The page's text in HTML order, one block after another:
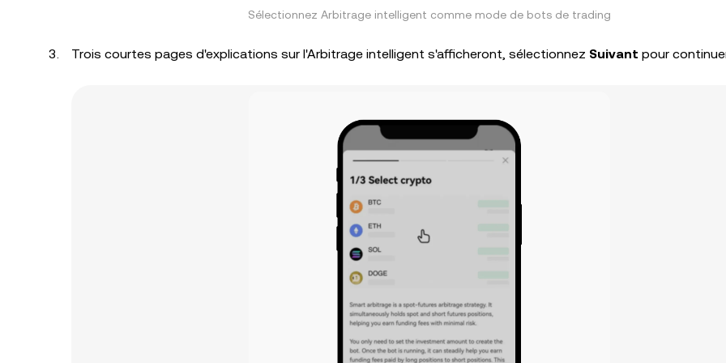
Sélectionnez Arbitrage intelligent comme mode de bots de trading
Trois courtes pages d'explications sur l'Arbitrage intelligent s'afficheront, sélectionnez Suivant pour